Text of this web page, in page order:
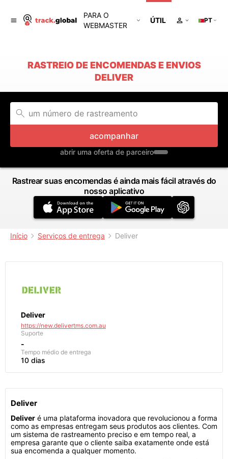
PARA O
WEBMASTER
ÚTIL PT
RASTREIO DE ENCOMENDAS E ENVIOS
DELIVER
acompanhar
abrir uma oferta de parceiro
Rastrear suas encomendas é ainda mais fácil através do
nosso aplicativo
Início Serviços de entrega Deliver
Deliver
https://new.delivertms.com.au
Suporte
-
Tempo médio de entrega
10 dias
Deliver
Deliver é uma plataforma inovadora que revolucionou a forma
como as empresas entregam seus produtos aos clientes. Com
um sistema de rastreamento preciso e em tempo real, a
empresa garante que o cliente saiba exatamente onde está
sua encomenda a qualquer momento.